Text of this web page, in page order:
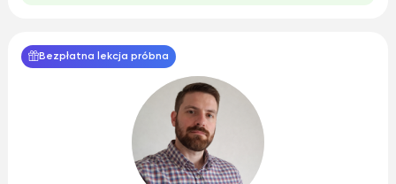
Bezpłatna lekcja próbna